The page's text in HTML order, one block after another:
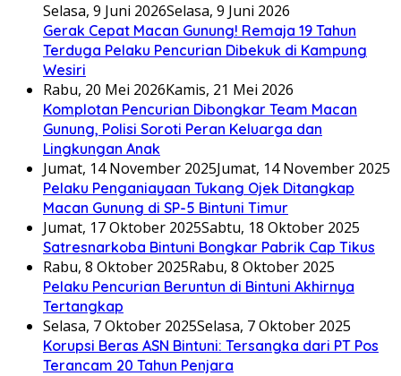
Selasa, 9 Juni 2026Selasa, 9 Juni 2026
Gerak Cepat Macan Gunung! Remaja 19 Tahun
Terduga Pelaku Pencurian Dibekuk di Kampung
Wesiri
Rabu, 20 Mei 2026Kamis, 21 Mei 2026
Komplotan Pencurian Dibongkar Team Macan
Gunung, Polisi Soroti Peran Keluarga dan
Lingkungan Anak
Jumat, 14 November 2025Jumat, 14 November 2025
Pelaku Penganiayaan Tukang Ojek Ditangkap
Macan Gunung di SP-5 Bintuni Timur
Jumat, 17 Oktober 2025Sabtu, 18 Oktober 2025
Satresnarkoba Bintuni Bongkar Pabrik Cap Tikus
Rabu, 8 Oktober 2025Rabu, 8 Oktober 2025
Pelaku Pencurian Beruntun di Bintuni Akhirnya
Tertangkap
Selasa, 7 Oktober 2025Selasa, 7 Oktober 2025
Korupsi Beras ASN Bintuni: Tersangka dari PT Pos
Terancam 20 Tahun Penjara